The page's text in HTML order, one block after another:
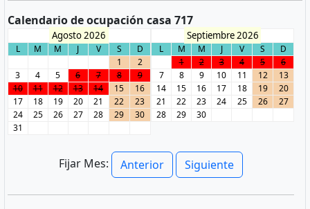
Calendario de ocupación casa 717
Agosto 2026
L M M J V S
D
1
2
3
4 5 6 7 8
9
10
11 12 13 14 15
16
17
18 19 20 21 22
23
24
25 26 27 28 29
30
31
Septiembre 2026
L M M J V S
D
1
2 3 4 5
6
7
8 9 10 11 12
13
14
15 16 17 18 19
20
21
22 23 24 25 26
27
28
29 30
Fijar Mes: Anterior Siguiente